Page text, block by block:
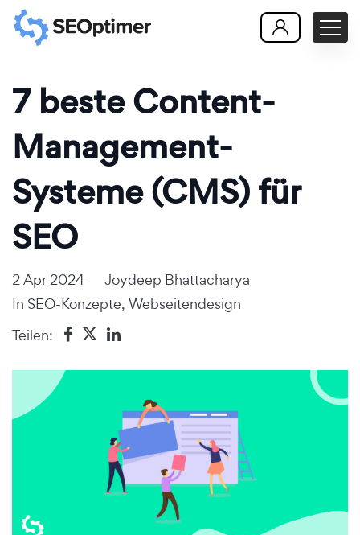
7 beste Content-
Management-
Systeme (CMS) für
SEO
2 Apr 2024
Joydeep Bhattacharya
In SEO-Konzepte, Webseitendesign
Teilen: